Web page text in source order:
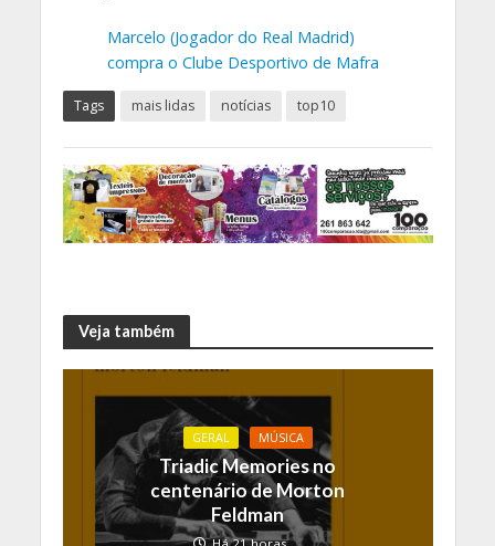
Marcelo (Jogador do Real Madrid)
compra o Clube Desportivo de Mafra
Tags mais lidas notícias top10
Veja também
GERAL MÚSICA
Triadic Memories no
centenário de Morton
Feldman